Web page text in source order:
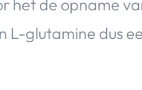
het de opname
glutamine dus